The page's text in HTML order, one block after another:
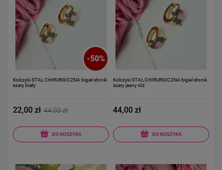
-50%
Kolczyki STAL CHIRURGICZNA bigiel słonik
szary biały
22,00 zł 44,00 zł
DO KOSZYKA
Kolczyki STAL CHIRURGICZNA bigiel słonik
szary jasny róż
44,00 zł
DO KOSZYKA